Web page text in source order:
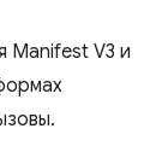
Manifest V3 и